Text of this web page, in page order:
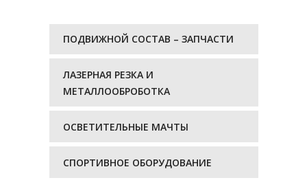
ПОДВИЖНОЙ СОСТАВ – ЗАПЧАСТИ
ЛАЗЕРНАЯ РЕЗКА И
МЕТАЛЛООБРОБОТКА
ОСВЕТИТЕЛЬНЫЕ МАЧТЫ
СПОРТИВНОЕ ОБОРУДОВАНИЕ